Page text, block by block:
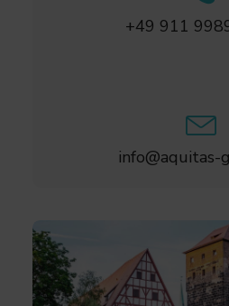
+49 911
info@aquitas-